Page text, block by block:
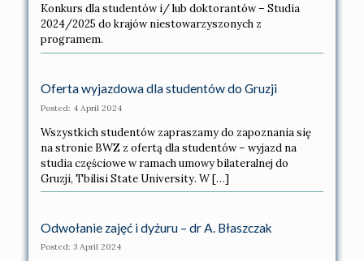
Konkurs dla studentów i/ lub doktorantów – Studia
2024/2025 do krajów niestowarzyszonych z
programem.
Oferta wyjazdowa dla studentów do Gruzji
Posted: 4 April 2024
Wszystkich studentów zapraszamy do zapoznania się
na stronie BWZ z ofertą dla studentów – wyjazd na
studia częściowe w ramach umowy bilateralnej do
Gruzji, Tbilisi State University. W […]
Odwołanie zajęć i dyżuru – dr A. Błaszczak
Posted: 3 April 2024